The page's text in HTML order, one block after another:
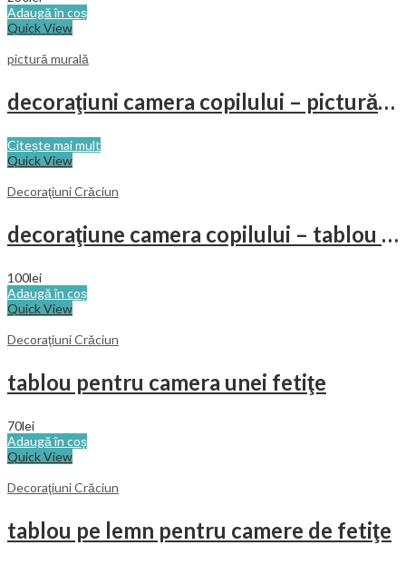
Adaugă în coș
Quick View
pictură murală
decoraţiuni camera copilului – pictură pe perete
Citește mai mult
Quick View
Decoraţiuni Crăciun
decoraţiune camera copilului – tablou cu animaluţe in vacanţă
100lei
Adaugă în coș
Quick View
Decoraţiuni Crăciun
tablou pentru camera unei fetiţe
70lei
Adaugă în coș
Quick View
Decoraţiuni Crăciun
tablou pe lemn pentru camere de fetiţe